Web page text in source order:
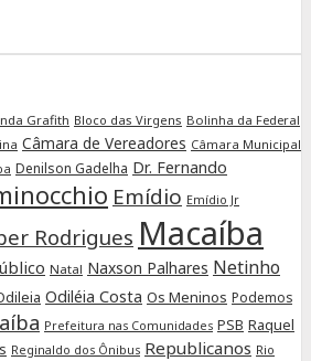
Grafith Bloco das Virgens Bolinha da Federal
Câmara de Vereadores Câmara Municipal
Denilson Gadelha Dr. Fernando
Emídio Emídio Jr
Rodrigues Macaíba
Natal Naxson Palhares Netinho
Odiléia Costa Os Meninos Podemos
Prefeitura nas Comunidades PSB Raquel
Reginaldo dos Ônibus Republicanos Rio